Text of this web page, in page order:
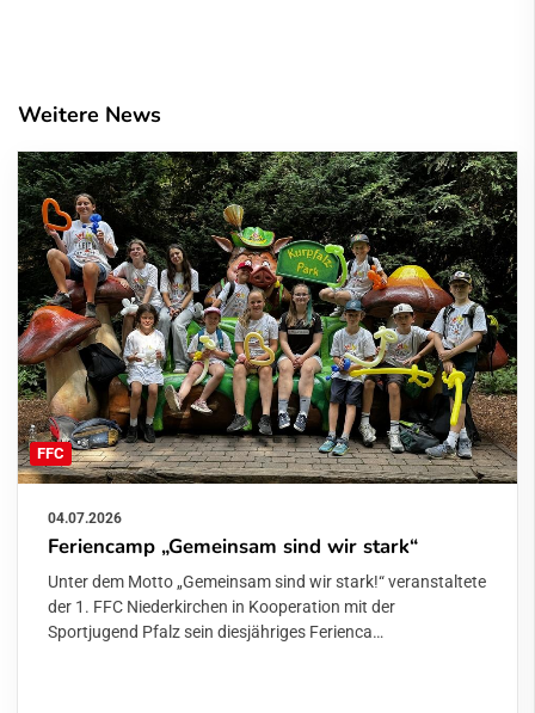
Weitere News
FFC
04.07.2026
Feriencamp „Gemeinsam sind wir stark“
Unter dem Motto „Gemeinsam sind wir stark!“ veranstaltete
der 1. FFC Niederkirchen in Kooperation mit der
Sportjugend Pfalz sein diesjähriges Ferienca…